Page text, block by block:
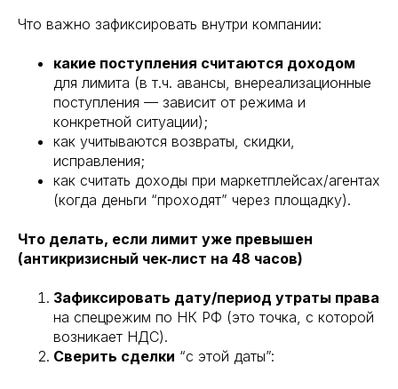
Что важно зафиксировать внутри компании:
какие поступления считаются доходом
для лимита (в т.ч. авансы, внереализационные
поступления — зависит от режима и
конкретной ситуации);
как учитываются возвраты, скидки,
исправления;
как считать доходы при маркетплейсах/агентах
(когда деньги “проходят” через площадку).
Что делать, если лимит уже превышен
(антикризисный чек‑лист на 48 часов)
Зафиксировать дату/период утраты права
на спецрежим по НК РФ (это точка, с которой
возникает НДС).
Сверить сделки “с этой даты”: